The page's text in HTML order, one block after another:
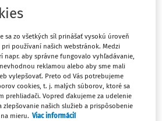
nebola klasifikovaná v
v domácom liečení a má
lekára. Podľa paragrafu 56
by mala byť hodnotená a
do dvoch mesiacov.
kedy príde do školy. Ako v
ukončiť tento školský
sa zo všetkých síl prinášať vysokú úroveň
používaní našich webstránok. Medzi
napr. aby správne fungovalo vyhľadávanie,
reklamou alebo aby sme mali
vylepšovať. Preto od Vás potrebujeme
cookies, t. j. malých súborov, ktoré sa
prehliadači. Vopred ďakujeme za udelenie
zlepšovanie našich služieb a prispôsobenie
mieru. Viac informácií